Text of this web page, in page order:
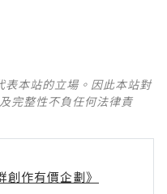
本站的立場。因此本站對
完整性不負任何法律責
創作有價企劃》